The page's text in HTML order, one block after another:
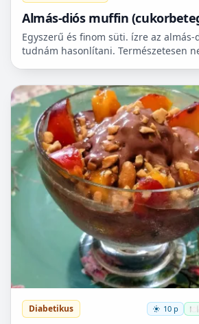
Almás-diós muffin
Egyszerű és finom süti. ízre az almás-
tudnám hasonlítani. Természetesen
Diabetikus 10 p 🍽️